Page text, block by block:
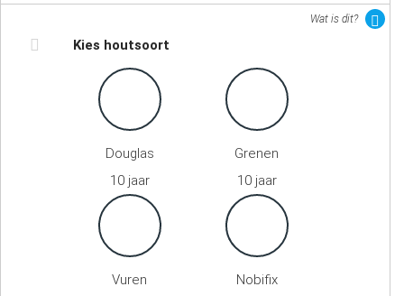
Wat is dit?
Kies houtsoort
Douglas
10 jaar
Grenen
10 jaar
Vuren
Nobifix